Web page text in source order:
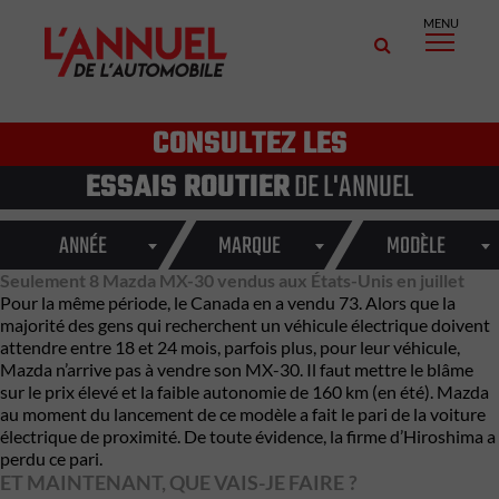
MENU
CONSULTEZ LES
ESSAIS ROUTIERDE L'ANNUEL
ANNÉE MARQUE MODÈLE
Seulement 8 Mazda MX-30 vendus aux États-Unis en juillet
Pour la même période, le Canada en a vendu 73. Alors que la
majorité des gens qui recherchent un véhicule électrique doivent
attendre entre 18 et 24 mois, parfois plus, pour leur véhicule,
Mazda n’arrive pas à vendre son MX-30. Il faut mettre le blâme
sur le prix élevé et la faible autonomie de 160 km (en été). Mazda
au moment du lancement de ce modèle a fait le pari de la voiture
électrique de proximité. De toute évidence, la firme d’Hiroshima a
perdu ce pari.
ET MAINTENANT, QUE VAIS-JE FAIRE ?